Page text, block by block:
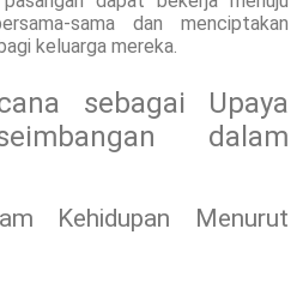
sama dan menciptakan
keluarga mereka.
sebagai Upaya
dalam
Kehidupan Menurut